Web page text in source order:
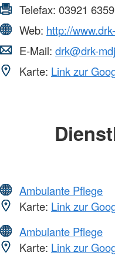
Telefax: 03921
Web: http://
E-Mail: drk@drk-
Karte: Link zur
Ambulante Pflege
Karte: Link zur
Ambulante Pflege
Karte: Link zur